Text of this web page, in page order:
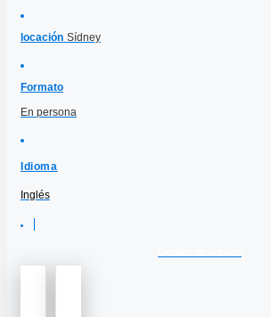
locación Sídney
Formato
En persona
Idioma
Inglés